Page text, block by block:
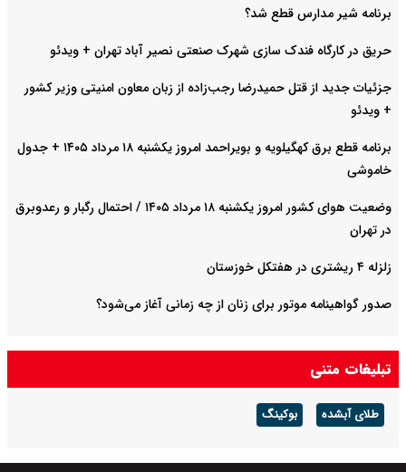
برنامه شیر مدارس قطع شد؟
حریق در کارگاه فندک سازی شهرک صنعتی نصیر آباد تهران + ویدئو
جزئیات جدید از قتل حمیدرضا رجب‌زاده از زبان معاون امنیتی وزیر کشور
+ ویدئو
برنامه قطع برق کهگیلویه و بویراحمد امروز یکشنبه ۱۸ مرداد ۱۴۰۵ + جدول
خاموشی
وضعیت هوای کشور امروز یکشنبه ۱۸ مرداد ۱۴۰۵ / احتمال رگبار و رعدوبرق
در تهران
زلزله ۴ ریشتری در هفتکل خوزستان
صدور گواهینامه موتور برای زنان از چه زمانی آغاز می‌شود؟
تبلیغات متنی
طلای آبشده بوکینگ